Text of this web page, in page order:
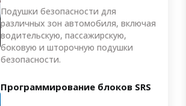
Подушки безопасности для
различных зон автомобиля, включая
водительскую, пассажирскую,
боковую и шторочную подушки
безопасности.
Программирование блоков SRS